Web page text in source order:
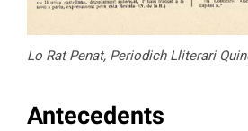
Lo Rat Penat, Periodich Lliterari
Antecedents